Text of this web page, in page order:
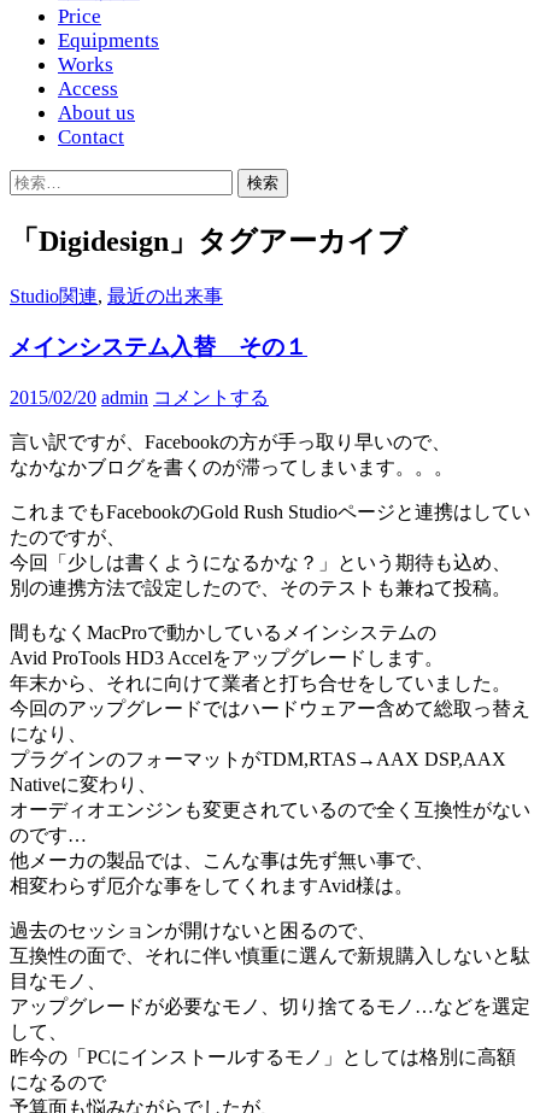
Price
Equipments
Works
Access
About us
Contact
検
「Digidesign」タグアーカイブ
Studio関連, 最近の出来事
メインシステム入替 その１
2015/02/20 admin コメントする
言い訳ですが、Facebookの方が手っ取り早いので、
なかなかブログを書くのが滞ってしまいます。。。
これまでもFacebookのGold Rush Studioページと連携はしてい
たのですが、
今回「少しは書くようになるかな？」という期待も込め、
別の連携方法で設定したので、そのテストも兼ねて投稿。
間もなくMacProで動かしているメインシステムの
Avid ProTools HD3 Accelをアップグレードします。
年末から、それに向けて業者と打ち合せをしていました。
今回のアップグレードではハードウェアー含めて総取っ替え
になり、
プラグインのフォーマットがTDM,RTAS→AAX DSP,AAX
Nativeに変わり、
オーディオエンジンも変更されているので全く互換性がない
のです…
他メーカの製品では、こんな事は先ず無い事で、
相変わらず厄介な事をしてくれますAvid様は。
過去のセッションが開けないと困るので、
互換性の面で、それに伴い慎重に選んで新規購入しないと駄
目なモノ、
アップグレードが必要なモノ、切り捨てるモノ…などを選定
して、
昨今の「PCにインストールするモノ」としては格別に高額
になるので
予算面も悩みながらでしたが、